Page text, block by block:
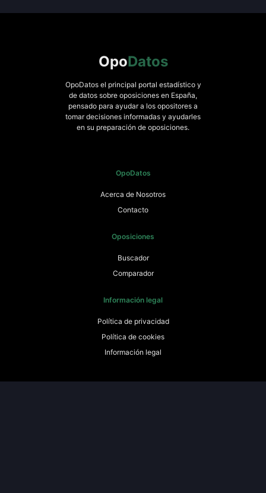
OpoDatos
OpoDatos el principal portal estadístico y
de datos sobre oposiciones en España,
pensado para ayudar a los opositores a
tomar decisiones informadas y ayudarles
en su preparación de oposiciones.
OpoDatos
Acerca de Nosotros
Contacto
Oposiciones
Buscador
Comparador
Información legal
Política de privacidad
Política de cookies
Información legal